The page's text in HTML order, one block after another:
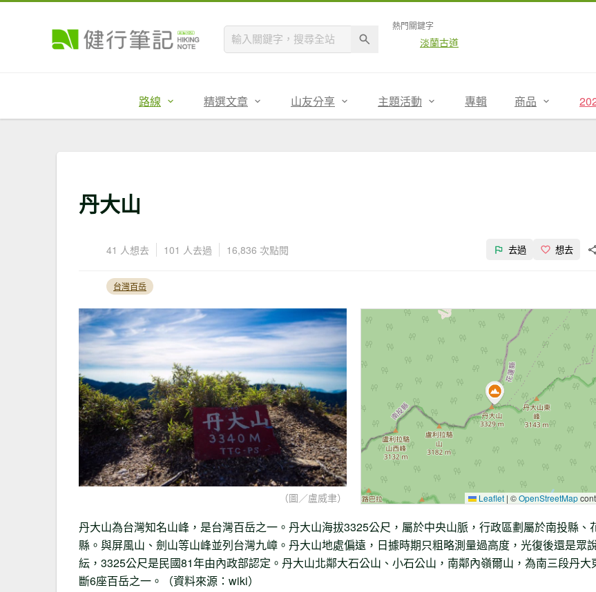
熱門關鍵字
淡蘭古道
路線 精選文章 山友分享 主題活動 專輯 商品
丹大山
41 人想去 101 人去過 16,836 次點閱 去過 想去
台灣百岳
（圖／盧威聿） Leaflet | ©OpenStreetMap
丹大山為台灣知名山峰，是台灣百岳之一。丹大山海拔3325公尺，屬於中央山脈，行政區劃屬於南投縣、
縣。與屏風山、劍山等山峰並列台灣九嶂。丹大山地處偏遠，日據時期只粗略測量過高度，光復後還是眾
紜，3325公尺是民國81年由內政部認定。丹大山北鄰大石公山、小石公山，南鄰內嶺爾山，為南三段丹大
斷6座百岳之一。（資料來源：wiki）